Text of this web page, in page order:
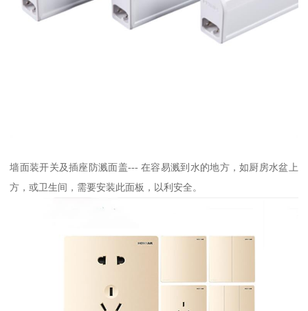
墙面装开关及插座防溅面盖--- 在容易溅到水的地方，如厨房水盆上
方，或卫生间，需要安装此面板，以利安全。